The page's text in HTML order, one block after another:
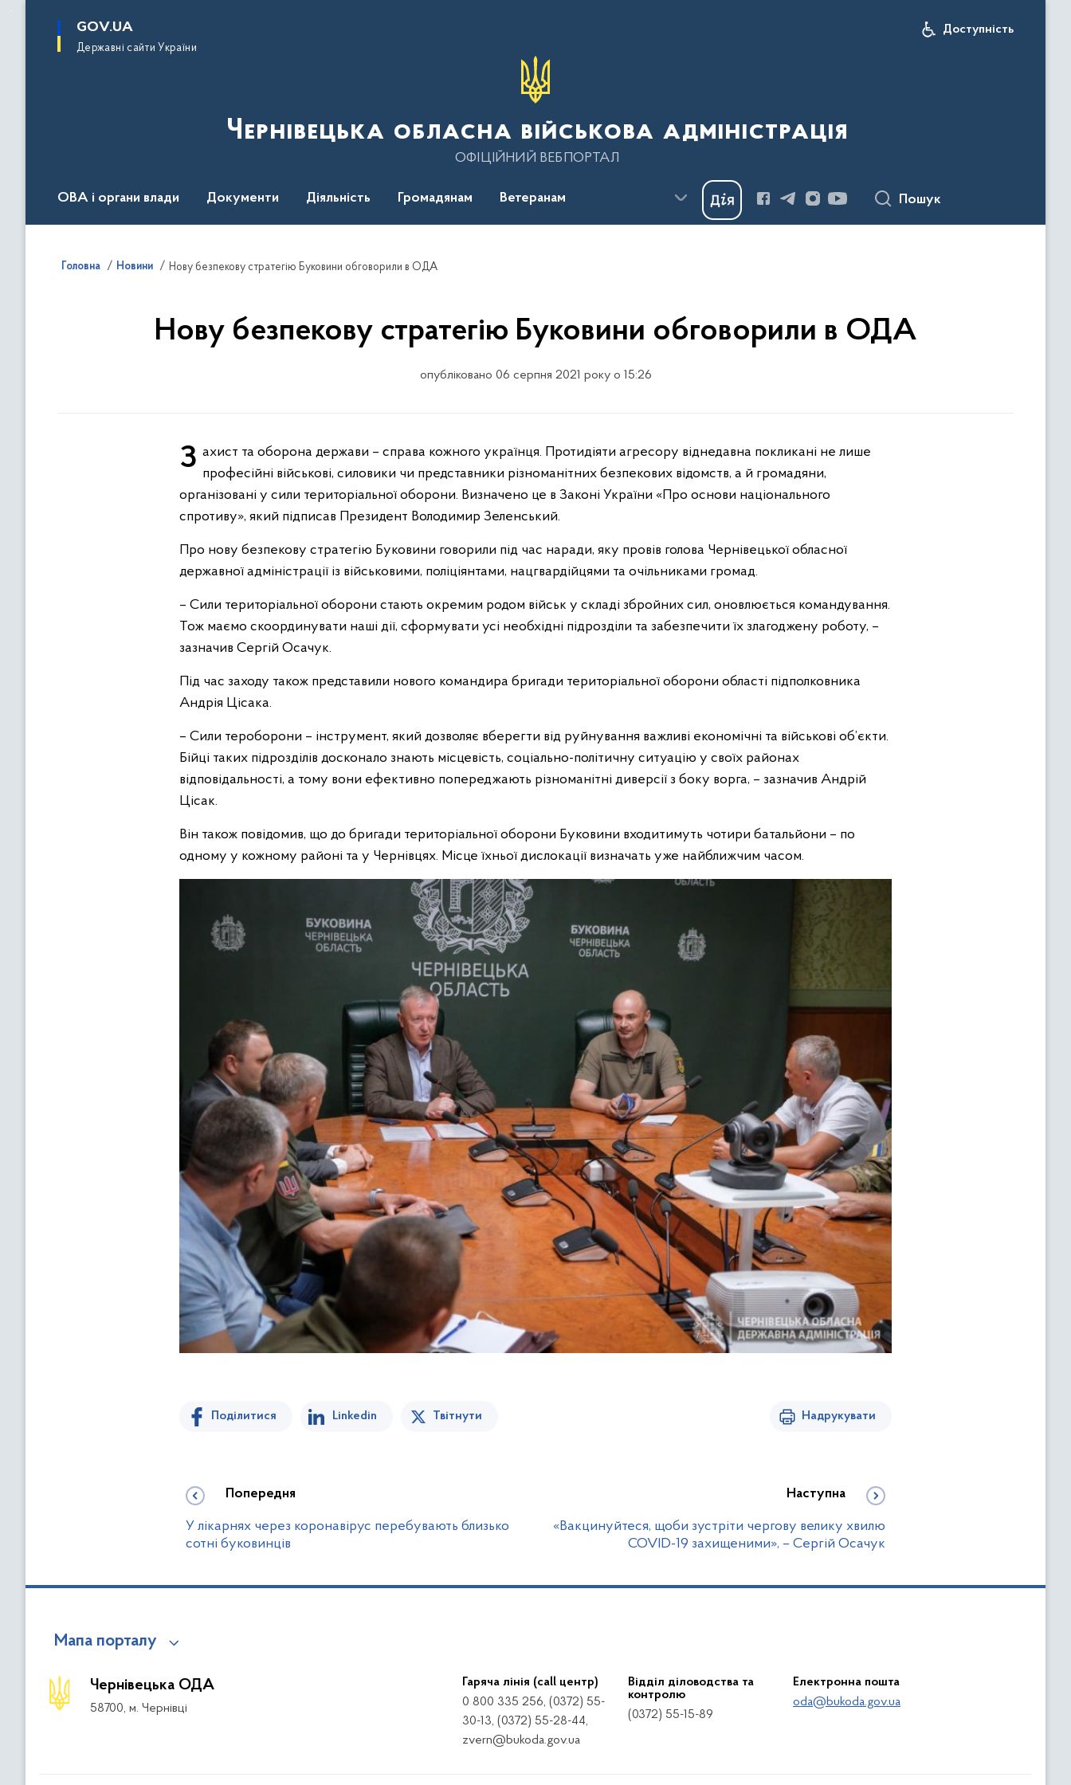
основного
GOV.UA
Державні сайти України
Доступність
Чернівецька обласна військова адміністрація
ОФІЦІЙНИЙ ВЕБПОРТАЛ
ОВА і органи влади Документи Діяльність Громадянам Ветеранам Пошук
Головна Новини Нову безпекову стратегію Буковини обговорили в ОДА
Нову безпекову стратегію Буковини обговорили в ОДА
опубліковано 06 серпня 2021 року о 15:26
Захист та оборона держави – справа кожного українця. Протидіяти агресору віднедавна покликані не лише професійні військові, силовики чи представники різноманітних безпекових відомств, а й громадяни,
організовані у сили територіальної оборони. Визначено це в Законі України «Про основи національного
спротиву», який підписав Президент Володимир Зеленський.
Про нову безпекову стратегію Буковини говорили під час наради, яку провів голова Чернівецької обласної
державної адміністрації із військовими, поліціянтами, нацгвардійцями та очільниками громад.
– Сили територіальної оборони стають окремим родом військ у складі збройних сил, оновлюється командування.
Тож маємо скоординувати наші дії, сформувати усі необхідні підрозділи та забезпечити їх злагоджену роботу, –
зазначив Сергій Осачук.
Під час заходу також представили нового командира бригади територіальної оборони області підполковника
Андрія Цісака.
– Сили тероборони – інструмент, який дозволяє вберегти від руйнування важливі економічні та військові об’єкти.
Бійці таких підрозділів досконало знають місцевість, соціально-політичну ситуацію у своїх районах
відповідальності, а тому вони ефективно попереджають різноманітні диверсії з боку ворга, – зазначив Андрій
Цісак.
Він також повідомив, що до бригади територіальної оборони Буковини входитимуть чотири батальйони – по
одному у кожному районі та у Чернівцях. Місце їхньої дислокації визначать уже найближчим часом.
Поділитися Linkedin Твітнути Надрукувати
Попередня
У лікарнях через коронавірус перебувають близько
сотні буковинців
Наступна
«Вакцинуйтеся, щоби зустріти чергову велику хвилю
COVID-19 захищеними», – Сергій Осачук
Мапа порталу
Чернівецька ОДА
58700, м. Чернівці
Гаряча лінія (call центр)
0 800 335 256, (0372) 55-
30-13, (0372) 55-28-44,
zvern@bukoda.gov.ua
Відділ діловодства та
контролю
(0372) 55-15-89
Електронна пошта
oda@bukoda.gov.ua